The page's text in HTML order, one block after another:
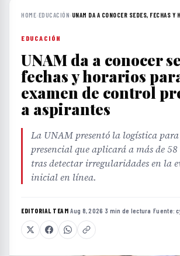
HOME›EDUCACIÓN› UNAM DA A CONOCER SEDES, FECHAS Y
EDUCACIÓN
UNAM da a conocer
fechas y horarios
examen de control
a aspirantes
La UNAM presentó la logística
presencial que aplicará a más de
tras detectar irregularidades en la
inicial en línea.
EDITORIAL TEAM·Aug 8, 2026 ·3 min de lectura ·Fuente: